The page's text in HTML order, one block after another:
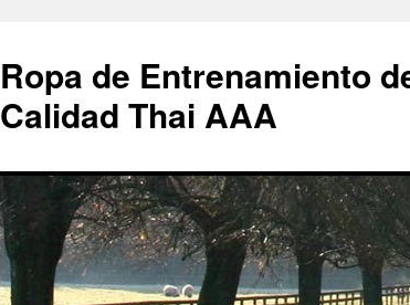
Ropa de Entrenamiento
Calidad Thai AAA